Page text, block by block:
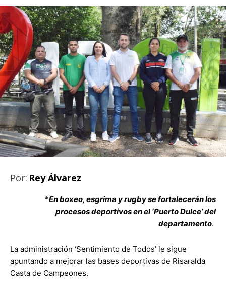
Por: Rey Álvarez
*En boxeo, esgrima y rugby se fortalecerán los
procesos deportivos en el ‘Puerto Dulce’ del
departamento.
La administración ‘Sentimiento de Todos’ le sigue
apuntando a mejorar las bases deportivas de Risaralda
Casta de Campeones.